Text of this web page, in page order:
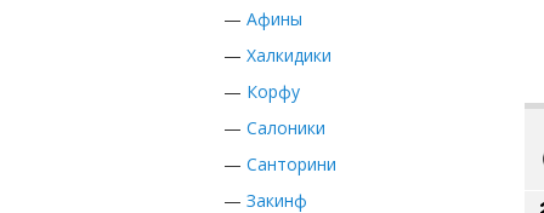
— Афины
— Халкидики
— Корфу
— Салоники
— Санторини
— Закинф